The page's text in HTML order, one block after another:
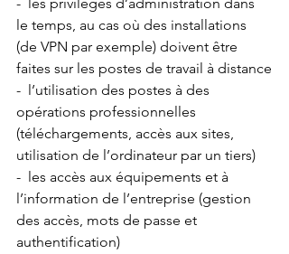
-  les privilèges d’administration dans
le temps, au cas où des installations
(de VPN par exemple) doivent être
faites sur les postes de travail à distance
-  l’utilisation des postes à des
opérations professionnelles
(téléchargements, accès aux sites,
utilisation de l’ordinateur par un tiers)
-  les accès aux équipements et à
l’information de l’entreprise (gestion
des accès, mots de passe et
authentification)